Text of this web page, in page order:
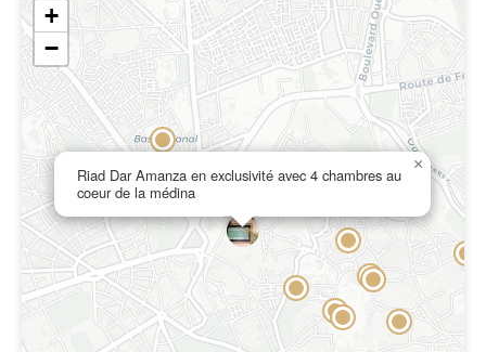
Riad Dar Amanza en exclusivité avec 4 chambres au
coeur de la médina
×
+
−